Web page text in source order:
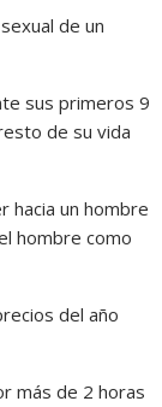
de un
sus primeros 9
de su vida
hacia un hombre
hombre como
del año
más de 2 horas